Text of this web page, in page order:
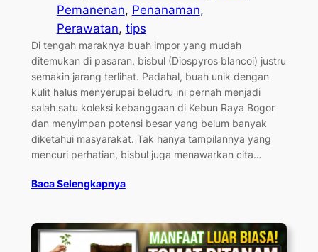
Pemanenan, Penanaman
Perawatan, tips
Di tengah maraknya buah impor yang mudah
ditemukan di pasaran, bisbul (Diospyros blancoi) justru
semakin jarang terlihat. Padahal, buah unik dengan
kulit halus menyerupai beludru ini pernah menjadi
salah satu koleksi kebanggaan di Kebun Raya Bogor
dan menyimpan potensi besar yang belum banyak
diketahui masyarakat. Tak hanya tampilannya yang
mencuri perhatian, bisbul juga menawarkan cita…
Baca Selengkapnya